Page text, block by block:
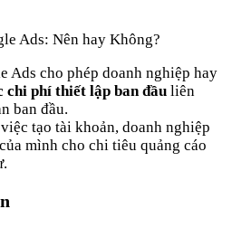
Ads: Nên hay Không?
Ads cho phép doanh nghiệp hay
chi phí thiết lập ban đầu liên
ban đầu.
tạo tài khoản, doanh nghiệp
mình cho chi tiêu quảng cáo